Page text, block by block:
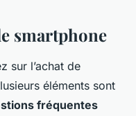
smartphone
sur l’achat de
éléments sont
fréquentes